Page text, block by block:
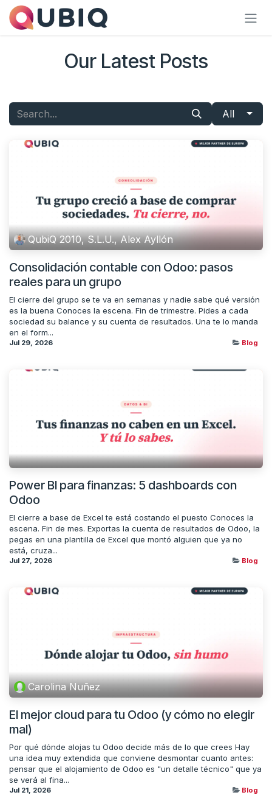
Skip to Content
Our Latest Posts
All
QubiQ 2010, S.L.U., Alex Ayllón
Consolidación contable con Odoo: pasos
reales para un grupo
El cierre del grupo se te va en semanas y nadie sabe qué versión
es la buena Conoces la escena. Fin de trimestre. Pides a cada
sociedad su balance y su cuenta de resultados. Una te lo manda
en el form...
Jul 29, 2026 Blog
Power BI para finanzas: 5 dashboards con
Odoo
El cierre a base de Excel te está costando el puesto Conoces la
escena. Fin de mes. Exportas la cuenta de resultados de Odoo, la
pegas en una plantilla de Excel que montó alguien que ya no
está, cruza...
Jul 27, 2026 Blog
Carolina Nuñez
El mejor cloud para tu Odoo (y cómo no elegir
mal)
Por qué dónde alojas tu Odoo decide más de lo que crees Hay
una idea muy extendida que conviene desmontar cuanto antes:
pensar que el alojamiento de Odoo es "un detalle técnico" que ya
se verá al fina...
Jul 21, 2026 Blog